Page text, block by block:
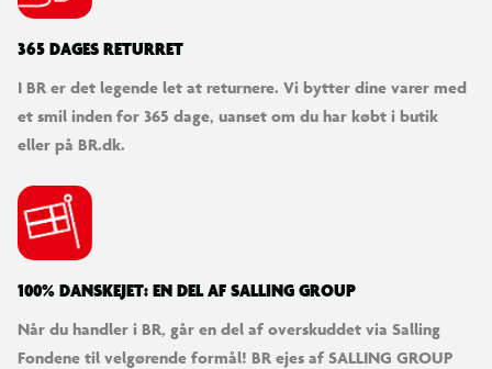
365 DAGES RETURRET
I BR er det legende let at returnere. Vi bytter dine varer med
et smil inden for 365 dage, uanset om du har købt i butik
eller på BR.dk.
100% DANSKEJET: EN DEL AF SALLING GROUP
Når du handler i BR, går en del af overskuddet via Salling
Fondene til velgørende formål! BR ejes af SALLING GROUP